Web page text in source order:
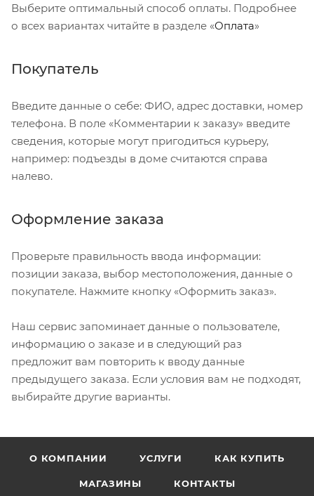
Выберите оптимальный способ оплаты. Подробнее
о всех вариантах читайте в разделе «Оплата»
Покупатель
Введите данные о себе: ФИО, адрес доставки, номер
телефона. В поле «Комментарии к заказу» введите
сведения, которые могут пригодиться курьеру,
например: подъезды в доме считаются справа
налево.
Оформление заказа
Проверьте правильность ввода информации:
позиции заказа, выбор местоположения, данные о
покупателе. Нажмите кнопку «Оформить заказ».
Наш сервис запоминает данные о пользователе,
информацию о заказе и в следующий раз
предложит вам повторить к вводу данные
предыдущего заказа. Если условия вам не подходят,
выбирайте другие варианты.
О КОМПАНИИ УСЛУГИ КАК КУПИТЬ
МАГАЗИНЫ КОНТАКТЫ